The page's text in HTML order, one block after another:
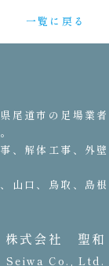
一覧に戻る
尾道市の足場業
、解体工事、外
山口、鳥取、島
株式会社 聖和
Seiwa Co., Ltd.